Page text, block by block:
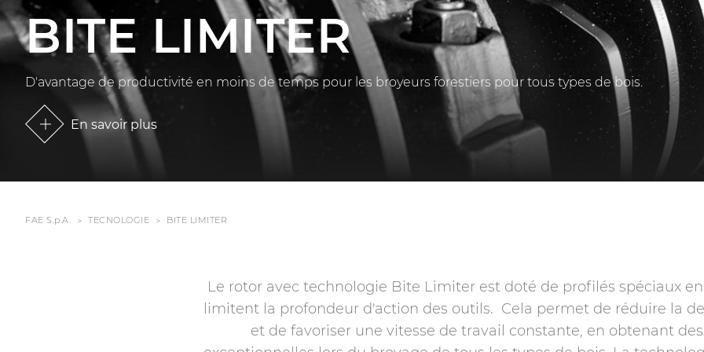
BITE LIMITER
D'avantage de productivité en moins de temps pour les broyeurs forestiers pour tous types de bois.
En savoir plus
FAE S.p.A. TECNOLOGIE BITE LIMITER
Le rotor avec technologie Bite Limiter est doté de profilés spéciaux
limitent la profondeur d'action des outils. Cela permet de réduire la
et de favoriser une vitesse de travail constante, en obtenant